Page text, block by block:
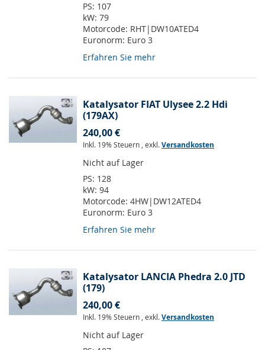
PS: 107
kW: 79
Motorcode: RHT|DW10ATED4
Euronorm: Euro 3
Erfahren Sie mehr
Katalysator FIAT Ulysee 2.2 Hdi
(179AX)
240,00 €
Inkl. 19% Steuern , exkl.Versandkosten
Nicht auf Lager
PS: 128
kW: 94
Motorcode: 4HW|DW12ATED4
Euronorm: Euro 3
Erfahren Sie mehr
Katalysator LANCIA Phedra 2.0 JTD
(179)
240,00 €
Inkl. 19% Steuern , exkl.Versandkosten
Nicht auf Lager